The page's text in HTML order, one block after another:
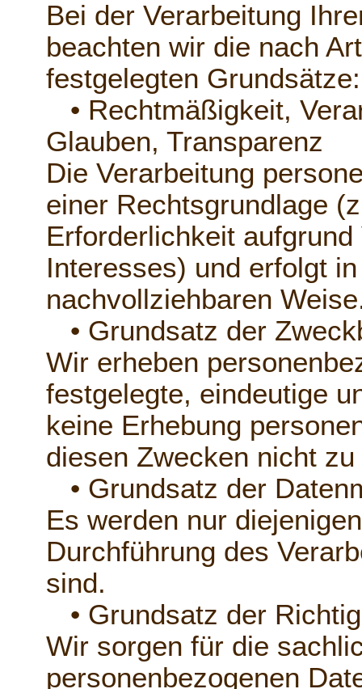
Bei der Verarbeitung
beachten wir die nach
festgelegten Grundsätze:
• Rechtmäßigkeit,
Glauben, Transparenz
Die Verarbeitung
einer Rechtsgrundlage
Erforderlichkeit
Interesses) und erfolgt
nachvollziehbaren
• Grundsatz der
Wir erheben
festgelegte, eindeutige
keine Erhebung
diesen Zwecken nicht
• Grundsatz der
Es werden nur
Durchführung des
sind.
• Grundsatz der
Wir sorgen für die
personenbezogenen